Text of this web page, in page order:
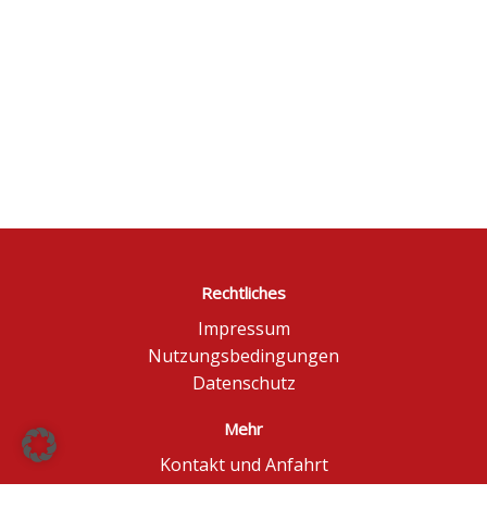
Rechtliches
Impressum
Nutzungsbedingungen
Datenschutz
Mehr
Kontakt und Anfahrt
Börse Düsseldorf